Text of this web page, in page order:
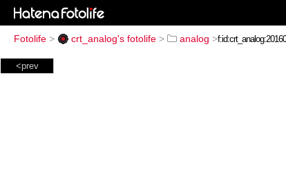
Fotolife > crt_analog's fotolife > analog >
<prev